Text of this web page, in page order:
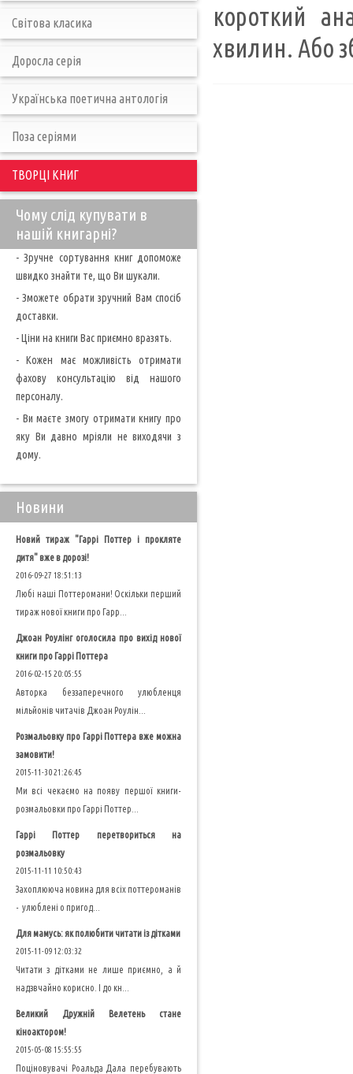
короткий
хвилин. Або
Світова класика
Доросла серія
Українська поетична антологія
Поза серіями
ТВОРЦІ КНИГ
Чому слід купувати в
нашій книгарні?
- Зручне сортування книг допоможе
швидко знайти те, що Ви шукали.
- Зможете обрати зручний Вам спосіб
доставки.
- Ціни на книги Вас приємно вразять.
- Кожен має можливість отримати
фахову консультацію від нашого
персоналу.
- Ви маєте змогу отримати книгу про
яку Ви давно мріяли не виходячи з
дому.
Новини
Новий тираж "Гаррі Поттер і прокляте
дитя" вже в дорозі!
2016-09-27 18:51:13
Любі наші Поттеромани! Оскільки перший
тираж нової книги про Гарр...
Джоан Роулінг оголосила про вихід нової
книги про Гаррі Поттера
2016-02-15 20:05:55
Авторка беззаперечного улюбленця
мільйонів читачів Джоан Роулін...
Розмальовку про Гаррі Поттера вже можна
замовити!
2015-11-30 21:26:45
Ми всі чекаємо на появу першої книги-
розмальовки про Гаррі Поттер...
Гаррі Поттер перетвориться на
розмальовку
2015-11-11 10:50:43
Захоплююча новина для всіх поттероманів
- улюблені о пригод...
Для мамусь: як полюбити читати із дітками
2015-11-09 12:03:32
Читати з дітками не лише приємно, а й
надзвчайно корисно. І до кн...
Великий Дружній Велетень стане
кіноактором!
2015-05-08 15:55:55
Поціновувачі Роальда Дала перебувають